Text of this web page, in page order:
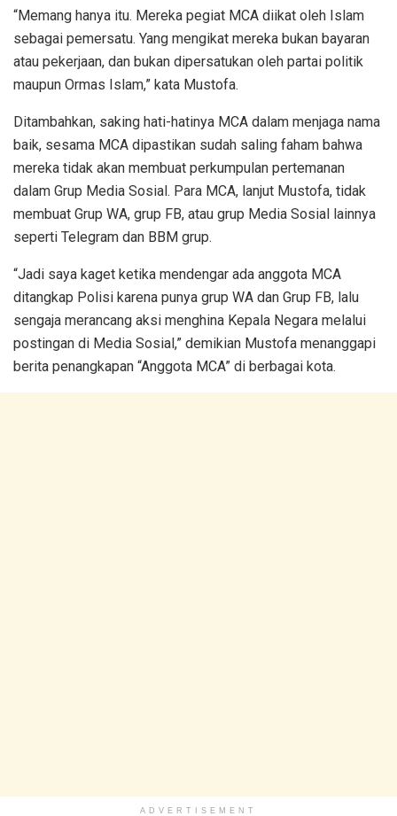
“Memang hanya itu. Mereka pegiat MCA diikat oleh Islam
sebagai pemersatu. Yang mengikat mereka bukan bayaran
atau pekerjaan, dan bukan dipersatukan oleh partai politik
maupun Ormas Islam,” kata Mustofa.
Ditambahkan, saking hati-hatinya MCA dalam menjaga nama
baik, sesama MCA dipastikan sudah saling faham bahwa
mereka tidak akan membuat perkumpulan pertemanan
dalam Grup Media Sosial. Para MCA, lanjut Mustofa, tidak
membuat Grup WA, grup FB, atau grup Media Sosial lainnya
seperti Telegram dan BBM grup.
“Jadi saya kaget ketika mendengar ada anggota MCA
ditangkap Polisi karena punya grup WA dan Grup FB, lalu
sengaja merancang aksi menghina Kepala Negara melalui
postingan di Media Sosial,” demikian Mustofa menanggapi
berita penangkapan “Anggota MCA” di berbagai kota.
ADVERTISEMENT